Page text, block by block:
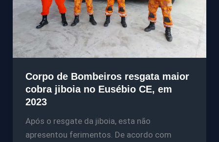
Corpo de Bombeiros resgata maior
cobra jiboia no Eusébio CE, em
2023
Após o resgate da jiboia, esta não
apresentou ferimentos. De acordo com